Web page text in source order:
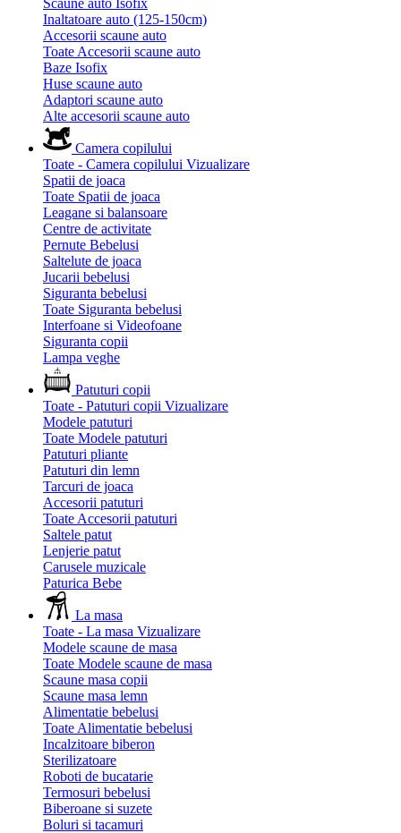
Scaune auto Isofix
Inaltatoare auto (125-150cm)
Accesorii scaune auto
Toate Accesorii scaune auto
Baze Isofix
Huse scaune auto
Adaptori scaune auto
Alte accesorii scaune auto
Camera copilului
Toate - Camera copilului Vizualizare
Spatii de joaca
Toate Spatii de joaca
Leagane si balansoare
Centre de activitate
Pernute Bebelusi
Saltelute de joaca
Jucarii bebelusi
Siguranta bebelusi
Toate Siguranta bebelusi
Interfoane si Videofoane
Siguranta copii
Lampa veghe
Patuturi copii
Toate - Patuturi copii Vizualizare
Modele patuturi
Toate Modele patuturi
Patuturi pliante
Patuturi din lemn
Tarcuri de joaca
Accesorii patuturi
Toate Accesorii patuturi
Saltele patut
Lenjerie patut
Carusele muzicale
Paturica Bebe
La masa
Toate - La masa Vizualizare
Modele scaune de masa
Toate Modele scaune de masa
Scaune masa copii
Scaune masa lemn
Alimentatie bebelusi
Toate Alimentatie bebelusi
Incalzitoare biberon
Sterilizatoare
Roboti de bucatarie
Termosuri bebelusi
Biberoane si suzete
Boluri si tacamuri